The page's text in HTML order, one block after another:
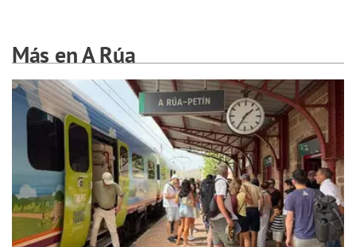
Más en A Rúa